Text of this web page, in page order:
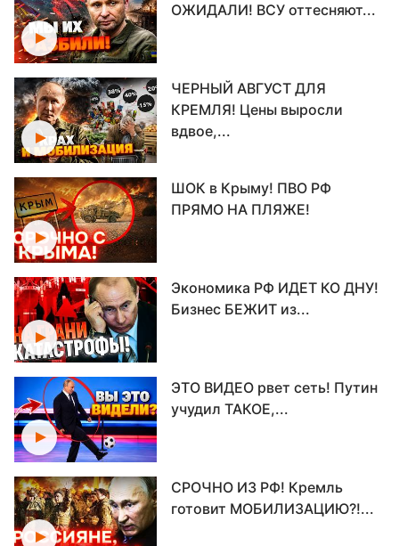
ОЖИДАЛИ! ВСУ оттесняют...
ЧЕРНЫЙ АВГУСТ ДЛЯ
КРЕМЛЯ! Цены выросли
вдвое,...
ШОК в Крыму! ПВО РФ
ПРЯМО НА ПЛЯЖЕ!
Экономика РФ ИДЕТ КО ДНУ!
Бизнес БЕЖИТ из...
ЭТО ВИДЕО рвет сеть! Путин
учудил ТАКОЕ,...
СРОЧНО ИЗ РФ! Кремль
готовит МОБИЛИЗАЦИЮ?!...